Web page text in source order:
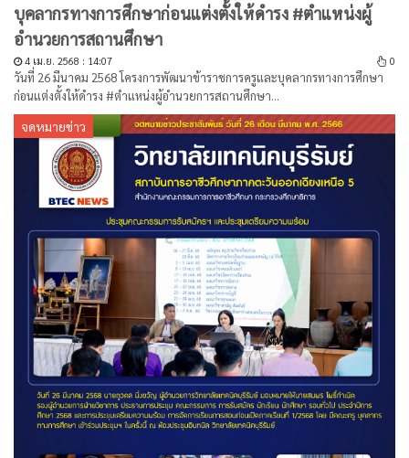
บุคลากรทางการศึกษาก่อนแต่งตั้งให้ดำรง #ตำแหน่งผู้
อำนวยการสถานศึกษา
4 เม.ย. 2568 : 14:07 0
วันที่ 26 มีนาคม 2568 โครงการพัฒนาข้าราชการครูและบุคลากรทางการศึกษา
ก่อนแต่งตั้งให้ดำรง #ตำแหน่งผู้อำนวยการสถานศึกษา...
จดหมายข่าว